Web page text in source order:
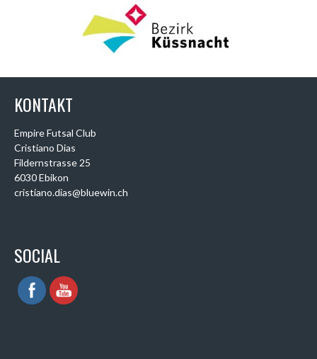
KONTAKT
Empire Futsal Club
Cristiano Dias
Fildernstrasse 25
6030 Ebikon
cristiano.dias@bluewin.ch
SOCIAL